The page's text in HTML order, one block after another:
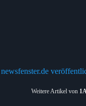
Weitere Artikel von